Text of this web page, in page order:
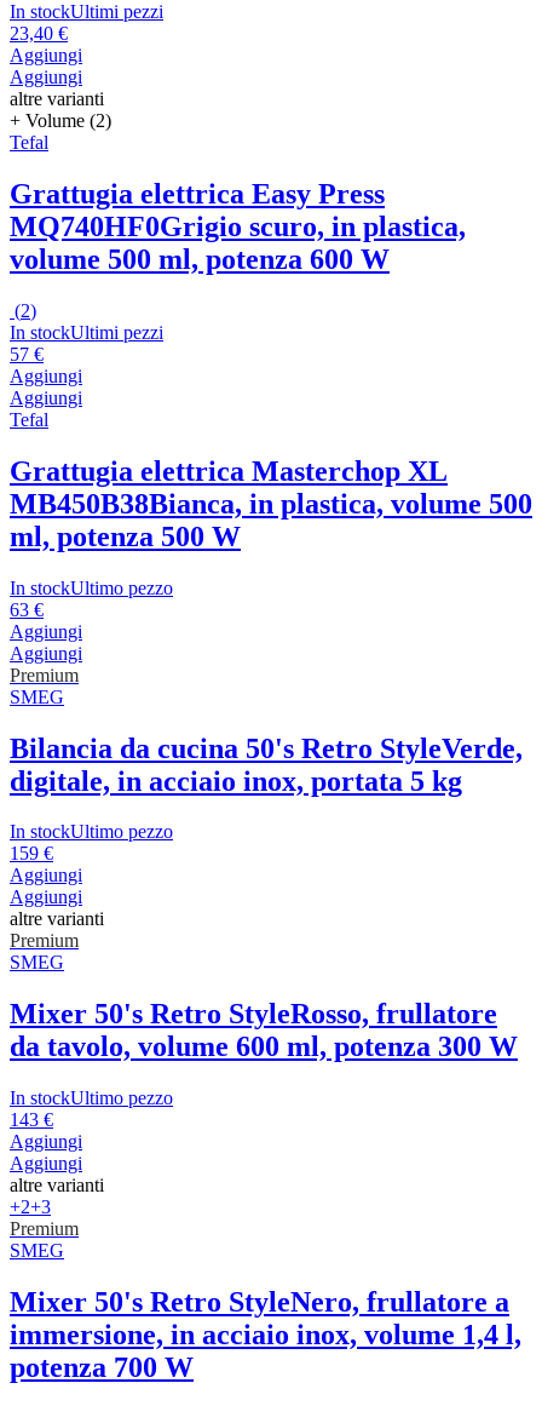
In stockUltimi pezzi
23,40 €
Aggiungi
Aggiungi
altre varianti
+ Volume (2)
Tefal
Grattugia elettrica Easy Press
MQ740HF0Grigio scuro, in plastica,
volume 500 ml, potenza 600 W
(2)
In stockUltimi pezzi
57 €
Aggiungi
Aggiungi
Tefal
Grattugia elettrica Masterchop XL
MB450B38Bianca, in plastica, volume 500
ml, potenza 500 W
In stockUltimo pezzo
63 €
Aggiungi
Aggiungi
Premium
SMEG
Bilancia da cucina 50's Retro StyleVerde,
digitale, in acciaio inox, portata 5 kg
In stockUltimo pezzo
159 €
Aggiungi
Aggiungi
altre varianti
Premium
SMEG
Mixer 50's Retro StyleRosso, frullatore
da tavolo, volume 600 ml, potenza 300 W
In stockUltimo pezzo
143 €
Aggiungi
Aggiungi
altre varianti
+2+3
Premium
SMEG
Mixer 50's Retro StyleNero, frullatore a
immersione, in acciaio inox, volume 1,4 l,
potenza 700 W